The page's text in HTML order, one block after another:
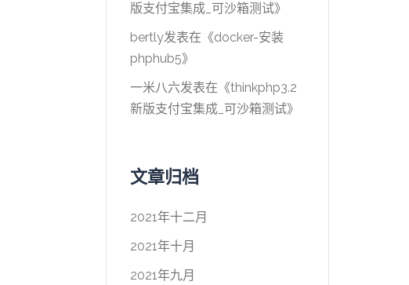
版支付宝集成_可沙箱测试》
bertly发表在《docker-安装
phphub5》
一米八六发表在《thinkphp3.2
新版支付宝集成_可沙箱测试》
文章归档
2021年十二月
2021年十月
2021年九月